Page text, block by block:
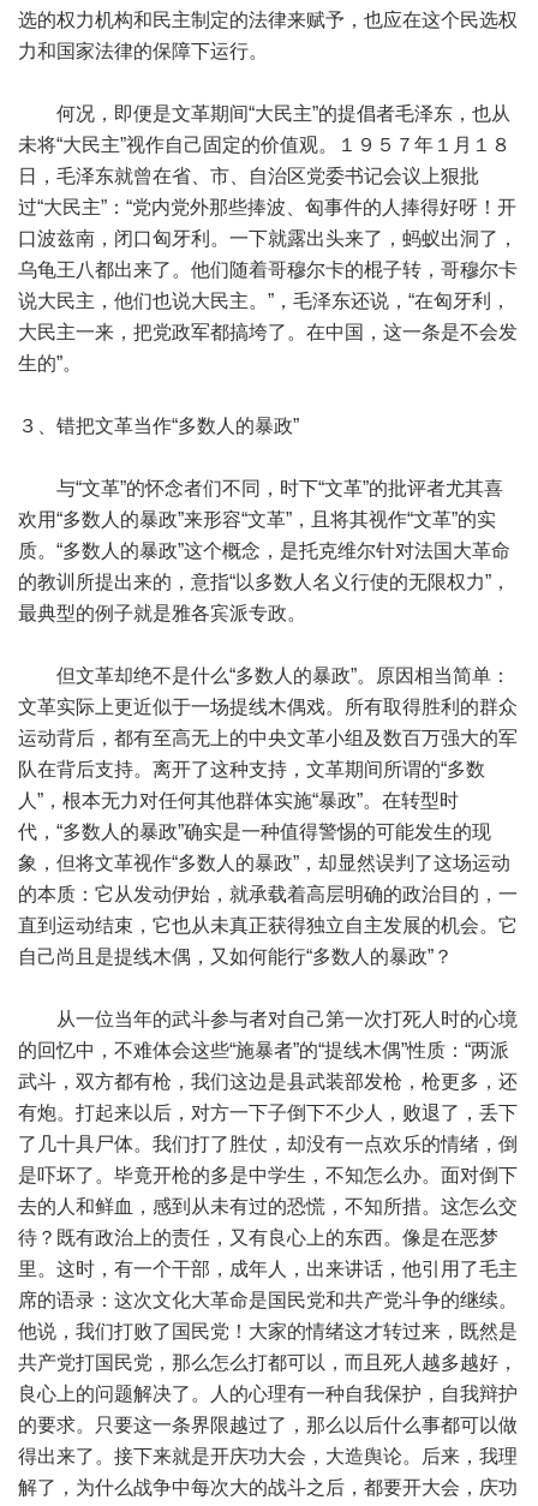
选的权力机构和民主制定的法律来赋予，也应在这个民选权
力和国家法律的保障下运行。
何况，即便是文革期间“大民主”的提倡者毛泽东，也从
未将“大民主”视作自己固定的价值观。１９５７年１月１８
日，毛泽东就曾在省、市、自治区党委书记会议上狠批
过“大民主”：“党内党外那些捧波、匈事件的人捧得好呀！开
口波兹南，闭口匈牙利。一下就露出头来了，蚂蚁出洞了，
乌龟王八都出来了。他们随着哥穆尔卡的棍子转，哥穆尔卡
说大民主，他们也说大民主。”，毛泽东还说，“在匈牙利，
大民主一来，把党政军都搞垮了。在中国，这一条是不会发
生的”。
３、错把文革当作“多数人的暴政”
与“文革”的怀念者们不同，时下“文革”的批评者尤其喜
欢用“多数人的暴政”来形容“文革”，且将其视作“文革”的实
质。“多数人的暴政”这个概念，是托克维尔针对法国大革命
的教训所提出来的，意指“以多数人名义行使的无限权力”，
最典型的例子就是雅各宾派专政。
但文革却绝不是什么“多数人的暴政”。原因相当简单：
文革实际上更近似于一场提线木偶戏。所有取得胜利的群众
运动背后，都有至高无上的中央文革小组及数百万强大的军
队在背后支持。离开了这种支持，文革期间所谓的“多数
人”，根本无力对任何其他群体实施“暴政”。在转型时
代，“多数人的暴政”确实是一种值得警惕的可能发生的现
象，但将文革视作“多数人的暴政”，却显然误判了这场运动
的本质：它从发动伊始，就承载着高层明确的政治目的，一
直到运动结束，它也从未真正获得独立自主发展的机会。它
自己尚且是提线木偶，又如何能行“多数人的暴政”？
从一位当年的武斗参与者对自己第一次打死人时的心境
的回忆中，不难体会这些“施暴者”的“提线木偶”性质：“两派
武斗，双方都有枪，我们这边是县武装部发枪，枪更多，还
有炮。打起来以后，对方一下子倒下不少人，败退了，丢下
了几十具尸体。我们打了胜仗，却没有一点欢乐的情绪，倒
是吓坏了。毕竟开枪的多是中学生，不知怎么办。面对倒下
去的人和鲜血，感到从未有过的恐慌，不知所措。这怎么交
待？既有政治上的责任，又有良心上的东西。像是在恶梦
里。这时，有一个干部，成年人，出来讲话，他引用了毛主
席的语录：这次文化大革命是国民党和共产党斗争的继续。
他说，我们打败了国民党！大家的情绪这才转过来，既然是
共产党打国民党，那么怎么打都可以，而且死人越多越好，
良心上的问题解决了。人的心理有一种自我保护，自我辩护
的要求。只要这一条界限越过了，那么以后什么事都可以做
得出来了。接下来就是开庆功大会，大造舆论。后来，我理
解了，为什么战争中每次大的战斗之后，都要开大会，庆功